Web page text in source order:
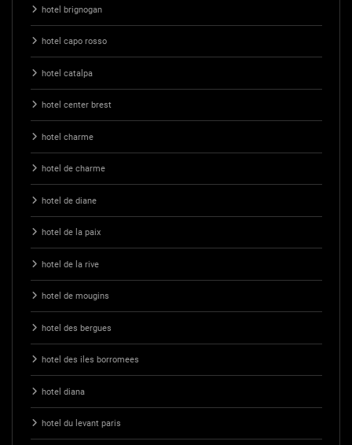
hotel brignogan
hotel capo rosso
hotel catalpa
hotel center brest
hotel charme
hotel de charme
hotel de diane
hotel de la paix
hotel de la rive
hotel de mougins
hotel des bergues
hotel des iles borromees
hotel diana
hotel du levant paris